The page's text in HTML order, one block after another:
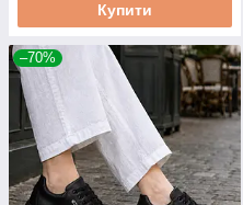
Купити
–70%